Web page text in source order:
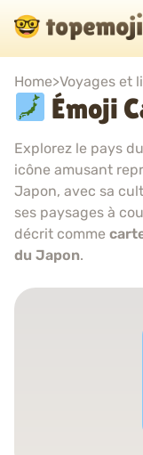
Home>Voyages et
Émoji
Explorez le pays
icône amusant
Japon, avec sa
ses paysages à
décrit comme
du Japon.